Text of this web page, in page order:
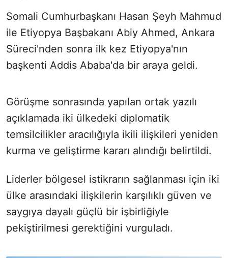
Somali Cumhurbaşkanı Hasan Şeyh Mahmud
ile Etiyopya Başbakanı Abiy Ahmed, Ankara
Süreci'nden sonra ilk kez Etiyopya'nın
başkenti Addis Ababa'da bir araya geldi.
Görüşme sonrasında yapılan ortak yazılı
açıklamada iki ülkedeki diplomatik
temsilcilikler aracılığıyla ikili ilişkileri yeniden
kurma ve geliştirme kararı alındığı belirtildi.
Liderler bölgesel istikrarın sağlanması için iki
ülke arasındaki ilişkilerin karşılıklı güven ve
saygıya dayalı güçlü bir işbirliğiyle
pekiştirilmesi gerektiğini vurguladı.